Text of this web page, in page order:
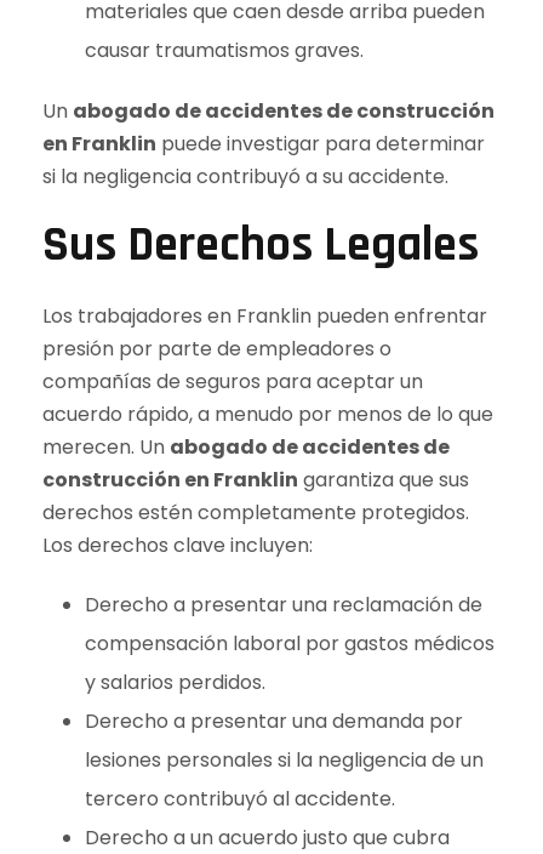
materiales que caen desde arriba pueden
causar traumatismos graves.
Un abogado de accidentes de construcción
en Franklin puede investigar para determinar
si la negligencia contribuyó a su accidente.
Sus Derechos Legales
Los trabajadores en Franklin pueden enfrentar
presión por parte de empleadores o
compañías de seguros para aceptar un
acuerdo rápido, a menudo por menos de lo que
merecen. Un abogado de accidentes de
construcción en Franklin garantiza que sus
derechos estén completamente protegidos.
Los derechos clave incluyen:
Derecho a presentar una reclamación de
compensación laboral por gastos médicos
y salarios perdidos.
Derecho a presentar una demanda por
lesiones personales si la negligencia de un
tercero contribuyó al accidente.
Derecho a un acuerdo justo que cubra